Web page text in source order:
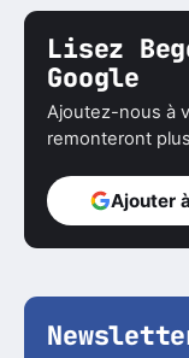
Lisez
Google
Ajoutez-nous à
remonteront
Ajouter